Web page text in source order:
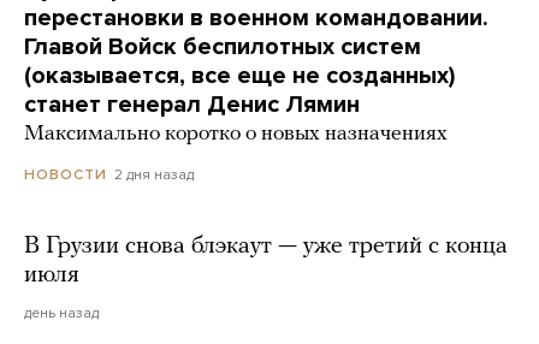
перестановки в военном командовании.
Главой Войск беспилотных систем
(оказывается, все еще не созданных)
станет генерал Денис Лямин
Максимально коротко о новых назначениях
НОВОСТИ 2 дня назад
В Грузии снова блэкаут — уже третий с конца
июля
день назад